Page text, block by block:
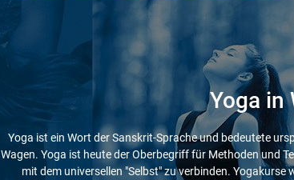
Yoga in
Yoga ist ein Wort der Sanskrit-Sprache und bedeutete
Wagen. Yoga ist heute der Oberbegriff für Methoden und
mit dem universellen "Selbst" zu verbinden.